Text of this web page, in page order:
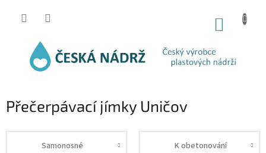
Přečerpávací jímky Uničov
Samonosné K obetonování